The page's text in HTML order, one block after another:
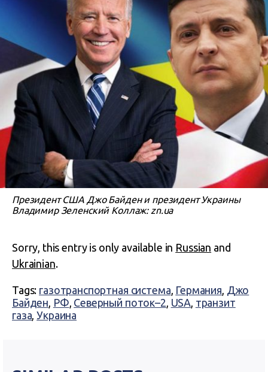
Президент США Джо Байден и президент Украины
Владимир Зеленский Коллаж: zn.ua
Sorry, this entry is only available in Russian and
Ukrainian.
Tags: газотранспортная система, Германия, Джо
Байден, РФ, Северный поток–2, USA, транзит
газа,Украина